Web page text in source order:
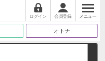
ログイン 会員登録 メニュー
オトナ